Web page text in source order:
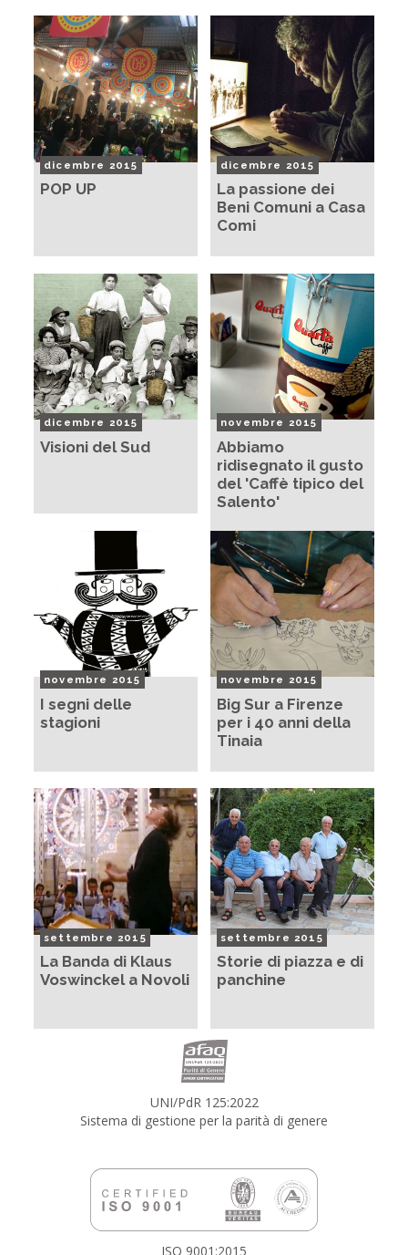
dicembre 2015
POP UP
dicembre 2015
La passione dei
Beni Comuni a Casa
Comi
dicembre 2015
Visioni del Sud
novembre 2015
Abbiamo
ridisegnato il gusto
del 'Caffè tipico del
Salento'
novembre 2015
I segni delle
stagioni
novembre 2015
Big Sur a Firenze
per i 40 anni della
Tinaia
settembre 2015
La Banda di Klaus
Voswinckel a Novoli
settembre 2015
Storie di piazza e di
panchine
UNI/PdR 125:2022
Sistema di gestione per la parità di genere
ISO 9001:2015